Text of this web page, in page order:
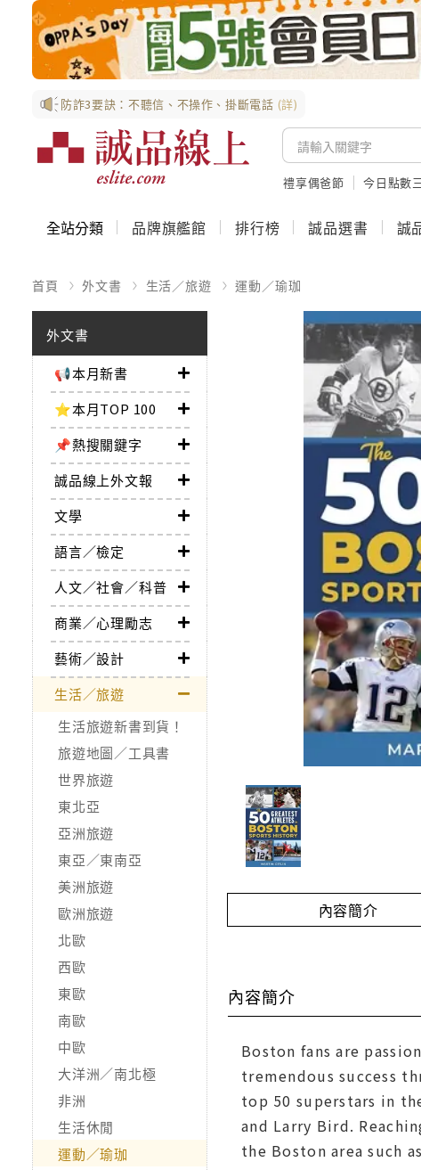
防詐3要訣：不聽信、不操作、掛斷電話 (詳)
禮享偶爸節 今日點數
全站分類 品牌旗艦館 排行榜 誠品選書 誠
首頁 外文書 生活／旅遊 運動／瑜珈
外文書
📢本月新書
⭐本月TOP 100
📌熱搜關鍵字
誠品線上外文報
文學
語言／檢定
人文／社會／科普
商業／心理勵志
藝術／設計
生活／旅遊
生活旅遊新書到貨！
旅遊地圖／工具書
世界旅遊
東北亞
亞洲旅遊
東亞／東南亞
美洲旅遊
歐洲旅遊
北歐
西歐
東歐
南歐
中歐
大洋洲／南北極
非洲
生活休閒
運動／瑜珈
內容簡介
內容簡介
Boston fans are
tremendous success
top 50 superstars in
and Larry Bird.
the Boston area such